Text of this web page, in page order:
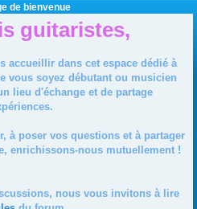
de bienvenue
guitaristes,
accueillir dans cet espace dédié à
vous soyez débutant ou musicien
lieu d'échange et de partage
à poser vos questions et à partager
enrichissons-nous mutuellement !
nous vous invitons à lire